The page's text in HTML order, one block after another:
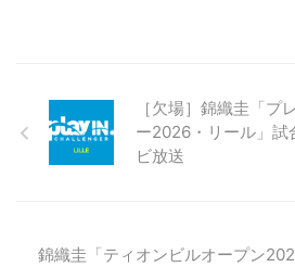
［欠場］錦織圭「プ
ー2026・リール」試
ビ放送
錦織圭「ティオンビルオープン